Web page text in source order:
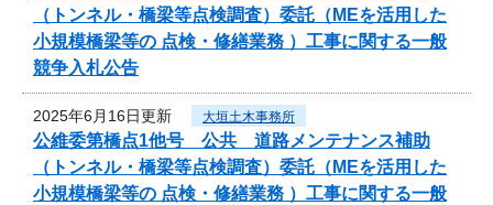
（トンネル・橋梁等点検調査）委託（MEを活用した
小規模橋梁等の 点検・修繕業務 ）工事に関する一般
競争入札公告
2025年6月16日更新 大垣土木事務所
公維委第橋点1他号 公共 道路メンテナンス補助
（トンネル・橋梁等点検調査）委託（MEを活用した
小規模橋梁等の 点検・修繕業務 ）工事に関する一般